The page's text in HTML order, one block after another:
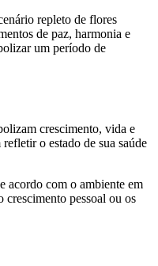
repleto de flores
de paz, harmonia e
um período de
crescimento, vida e
o estado de sua saúde
acordo com o ambiente em
crescimento pessoal ou os